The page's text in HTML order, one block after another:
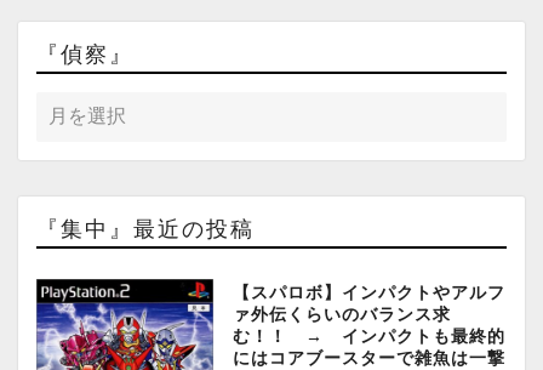
『偵察』
『集中』最近の投稿
【スパロボ】インパクトやアルフ
ァ外伝くらいのバランス求
む！！ → インパクトも最終的
にはコアブースターで雑魚は一撃